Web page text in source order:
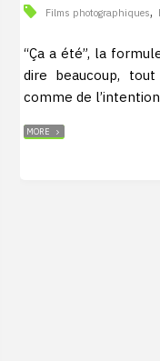
Films photographiques,
“Ça a été”, la
dire beaucoup,
comme de
MORE"ÇA
A